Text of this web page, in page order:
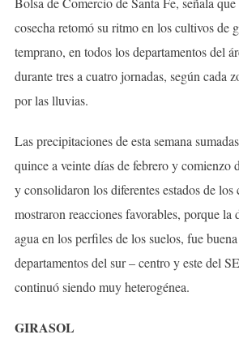
cosecha retomó su ritmo en los cultivos de
temprano, en todos los departamentos del
durante tres a cuatro jornadas, según cada
por las lluvias.
Las precipitaciones de esta semana
quince a veinte días de febrero y comienzo
y consolidaron los diferentes estados de los
mostraron reacciones favorables, porque la
agua en los perfiles de los suelos, fue
departamentos del sur – centro y este del
continuó siendo muy heterogénea.
GIRASOL